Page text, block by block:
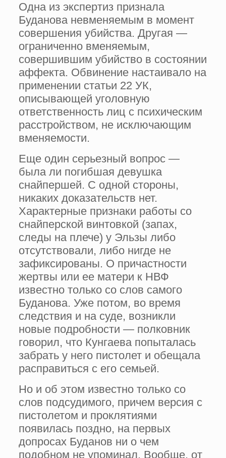
Одна из экспертиз признала
Буданова невменяемым в момент
совершения убийства. Другая —
ограниченно вменяемым,
совершившим убийство в состоянии
аффекта. Обвинение настаивало на
применении статьи 22 УК,
описывающей уголовную
ответственность лиц с психическим
расстройством, не исключающим
вменяемости.
Еще один серьезный вопрос —
была ли погибшая девушка
снайпершей. С одной стороны,
никаких доказательств нет.
Характерные признаки работы со
снайперской винтовкой (запах,
следы на плече) у Эльзы либо
отсутствовали, либо нигде не
зафиксированы. О причастности
жертвы или ее матери к НВФ
известно только со слов самого
Буданова. Уже потом, во время
следствия и на суде, возникли
новые подробности — полковник
говорил, что Кунгаева попыталась
забрать у него пистолет и обещала
расправиться с его семьей.
Но и об этом известно только со
слов подсудимого, причем версия с
пистолетом и проклятиями
появилась поздно, на первых
допросах Буданов ни о чем
подобном не упоминал. Вообще, от